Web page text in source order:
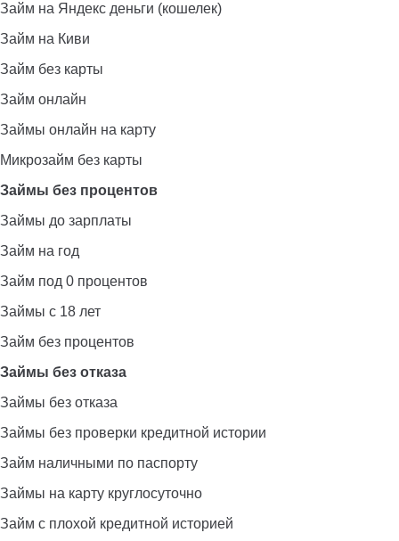
Займ на Яндекс деньги (кошелек)
Займ на Киви
Займ без карты
Займ онлайн
Займы онлайн на карту
Микрозайм без карты
Займы без процентов
Займы до зарплаты
Займ на год
Займ под 0 процентов
Займы с 18 лет
Займ без процентов
Займы без отказа
Займы без отказа
Займы без проверки кредитной истории
Займ наличными по паспорту
Займы на карту круглосуточно
Займ с плохой кредитной историей